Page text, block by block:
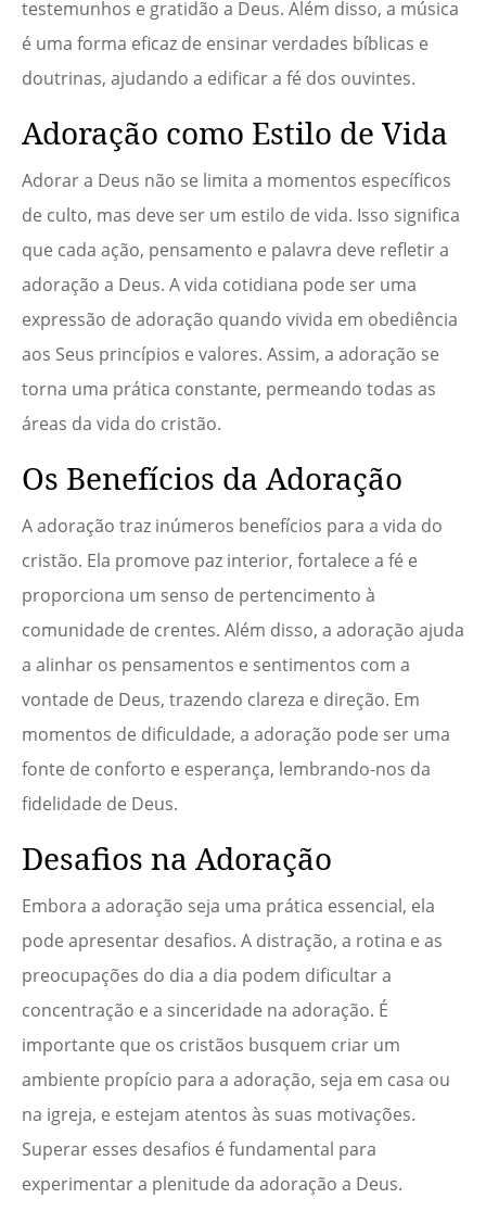
testemunhos e gratidão a Deus. Além disso, a música
é uma forma eficaz de ensinar verdades bíblicas e
doutrinas, ajudando a edificar a fé dos ouvintes.
Adoração como Estilo de Vida
Adorar a Deus não se limita a momentos específicos
de culto, mas deve ser um estilo de vida. Isso significa
que cada ação, pensamento e palavra deve refletir a
adoração a Deus. A vida cotidiana pode ser uma
expressão de adoração quando vivida em obediência
aos Seus princípios e valores. Assim, a adoração se
torna uma prática constante, permeando todas as
áreas da vida do cristão.
Os Benefícios da Adoração
A adoração traz inúmeros benefícios para a vida do
cristão. Ela promove paz interior, fortalece a fé e
proporciona um senso de pertencimento à
comunidade de crentes. Além disso, a adoração ajuda
a alinhar os pensamentos e sentimentos com a
vontade de Deus, trazendo clareza e direção. Em
momentos de dificuldade, a adoração pode ser uma
fonte de conforto e esperança, lembrando-nos da
fidelidade de Deus.
Desafios na Adoração
Embora a adoração seja uma prática essencial, ela
pode apresentar desafios. A distração, a rotina e as
preocupações do dia a dia podem dificultar a
concentração e a sinceridade na adoração. É
importante que os cristãos busquem criar um
ambiente propício para a adoração, seja em casa ou
na igreja, e estejam atentos às suas motivações.
Superar esses desafios é fundamental para
experimentar a plenitude da adoração a Deus.